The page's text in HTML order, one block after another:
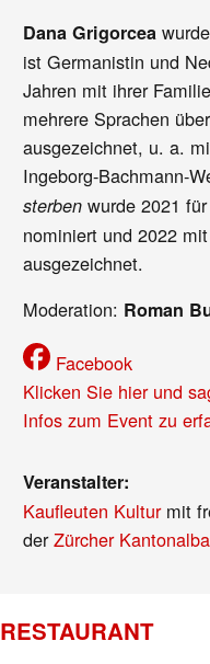
Dana Grigorcea
ist Germanistin und
Jahren mit ihrer
mehrere Sprachen
ausgezeichnet, u. a.
Ingeborg-Bachmann-
sterben wurde 2021
nominiert und 2022
ausgezeichnet.
Moderation: Roman
Facebook
Klicken Sie hier und
Infos zum Event zu
Veranstalter:
Kaufleuten Kulturmit
derZürcher
RESTAURANT